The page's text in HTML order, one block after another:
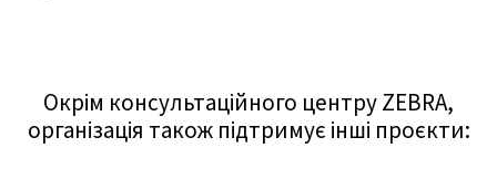
Окрім консультаційного центру ZEBRA,
організація також підтримує інші проєкти: